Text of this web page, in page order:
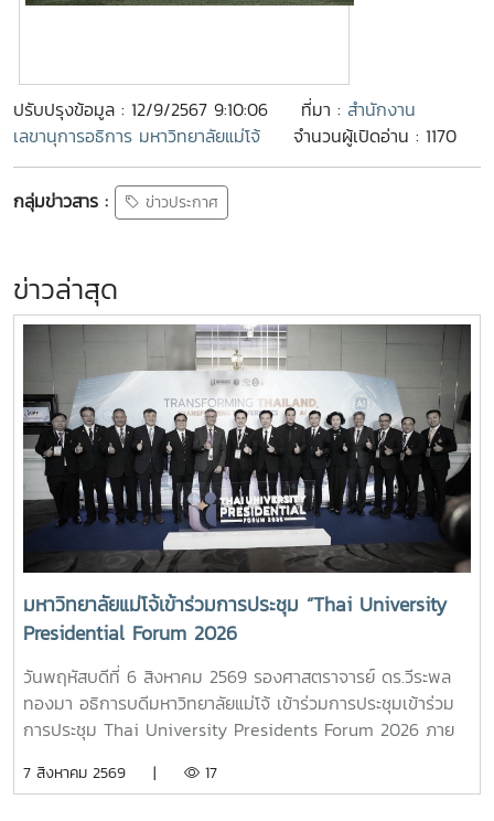
ปรับปรุงข้อมูล : 12/9/2567 9:10:06 ที่มา : สำนักงาน
เลขานุการอธิการ มหาวิทยาลัยแม่โจ้
จำนวนผู้เปิดอ่าน : 1170
กลุ่มข่าวสาร : ข่าวประกาศ
ข่าวล่าสุด
มหาวิทยาลัยแม่โจ้เข้าร่วมการประชุม “Thai University
Presidential Forum 2026
วันพฤหัสบดีที่ 6 สิงหาคม 2569 รองศาสตราจารย์ ดร.วีระพล
ทองมา อธิการบดีมหาวิทยาลัยแม่โจ้ เข้าร่วมการประชุมเข้าร่วม
การประชุม Thai University Presidents Forum 2026 ภาย
ได้รับเกียรติจาก ศาสตราจารย์ ดร.ยศชนัน วงศ์สวัสดิ์ รองนายก
7 สิงหาคม 2569 | 17